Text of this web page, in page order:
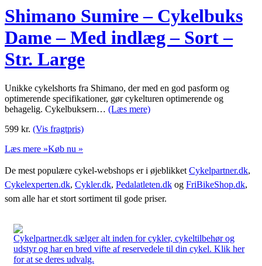
Shimano Sumire – Cykelbuks
Dame – Med indlæg – Sort –
Str. Large
Unikke cykelshorts fra Shimano, der med en god pasform og
optimerende specifikationer, gør cykelturen optimerende og
behagelig. Cykelbuksern… (Læs mere)
599 kr. (Vis fragtpris)
Læs mere »Køb nu »
De mest populære cykel-webshops er i øjeblikket Cykelpartner.dk,
Cykelexperten.dk, Cykler.dk, Pedalatleten.dk og FriBikeShop.dk,
som alle har et stort sortiment til gode priser.
Cykelpartner.dk sælger alt inden for cykler, cykeltilbehør og
udstyr og har en bred vifte af reservedele til din cykel. Klik her
for at se deres udvalg.